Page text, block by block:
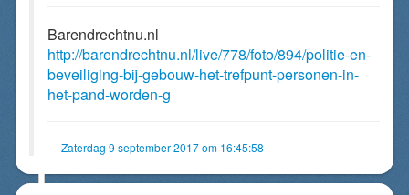
Barendrechtnu.nl
http://barendrechtnu.nl/live/778/foto/894/politie-en-
beveiliging-bij-gebouw-het-trefpunt-personen-in-
het-pand-worden-g
Zaterdag 9 september 2017 om 16:45:58